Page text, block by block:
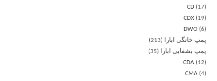
CD
17
CDX
19
DWO
6
پمپ خانگی ابارا
213
پمپ بشقابی ابارا
35
CDA
12
CMA 4